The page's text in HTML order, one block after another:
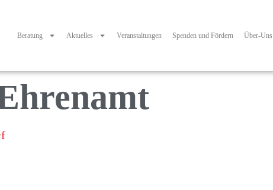
Beratung Aktuelles Veranstaltungen Spenden und Fördern Über-Uns